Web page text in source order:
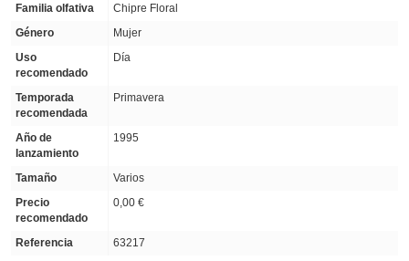
Familia olfativa
Chipre Floral
Género
Mujer
Uso
recomendado
Día
Temporada
recomendada
Primavera
Año de
lanzamiento
1995
Tamaño
Varios
Precio
recomendado
0,00 €
Referencia 63217